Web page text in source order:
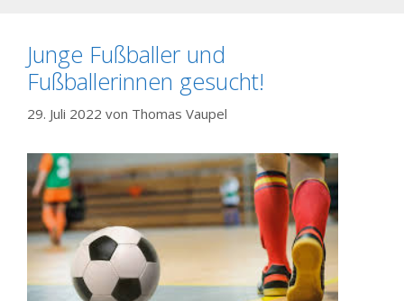
Junge Fußballer und
Fußballerinnen gesucht!
29. Juli 2022 von Thomas Vaupel